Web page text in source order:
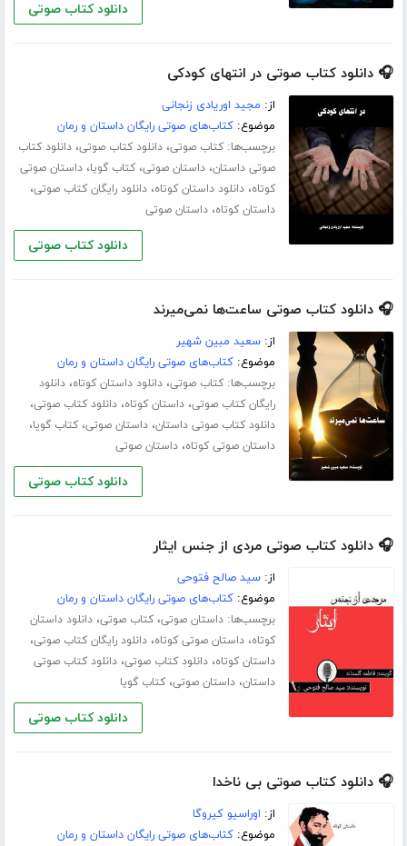
دانلود کتاب صوتی
🎧 دانلود کتاب صوتی در انتهای کودکی
از: مجید اوریادی زنجانی
موضوع:کتاب‌های صوتی رایگان داستان و رمان
برچسب‌ها:کتاب صوتی،دانلود کتاب صوتی،دانلود کتاب
صوتی داستان،داستان صوتی،کتاب گویا،داستان صوتی
کوتاه،دانلود داستان کوتاه،دانلود رایگان کتاب صوتی،
داستان کوتاه،داستان صوتی
دانلود کتاب صوتی
🎧 دانلود کتاب صوتی ساعت‌ها نمی‌میرند
از:سعید مبین شهیر
موضوع:کتاب‌های صوتی رایگان داستان و رمان
برچسب‌ها:کتاب صوتی،دانلود داستان کوتاه،دانلود
رایگان کتاب صوتی،داستان کوتاه،دانلود کتاب صوتی،
دانلود کتاب صوتی داستان،داستان صوتی،کتاب گویا،
داستان صوتی کوتاه،داستان صوتی
دانلود کتاب صوتی
🎧 دانلود کتاب صوتی مردی از جنس ایثار
از:سید صالح فتوحی
موضوع:کتاب‌های صوتی رایگان داستان و رمان
برچسب‌ها:داستان صوتی،کتاب صوتی،دانلود داستان
کوتاه،داستان صوتی کوتاه،دانلود رایگان کتاب صوتی،
داستان کوتاه،دانلود کتاب صوتی،دانلود کتاب صوتی
داستان،داستان صوتی،کتاب گویا
دانلود کتاب صوتی
🎧 دانلود کتاب صوتی بی ناخدا
از: اوراسیو کیروگا
موضوع:کتاب‌های صوتی رایگان داستان و رمان